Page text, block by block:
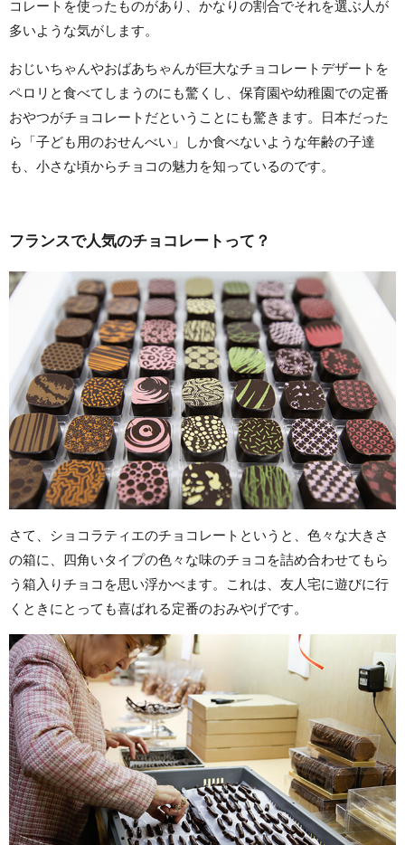
コレートを使ったものがあり、かなりの割合でそれを選ぶ人が
多いような気がします。
おじいちゃんやおばあちゃんが巨大なチョコレートデザートを
ペロリと食べてしまうのにも驚くし、保育園や幼稚園での定番
おやつがチョコレートだということにも驚きます。日本だった
ら「子ども用のおせんべい」しか食べないような年齢の子達
も、小さな頃からチョコの魅力を知っているのです。
フランスで人気のチョコレートって？
さて、ショコラティエのチョコレートというと、色々な大きさ
の箱に、四角いタイプの色々な味のチョコを詰め合わせてもら
う箱入りチョコを思い浮かべます。これは、友人宅に遊びに行
くときにとっても喜ばれる定番のおみやげです。